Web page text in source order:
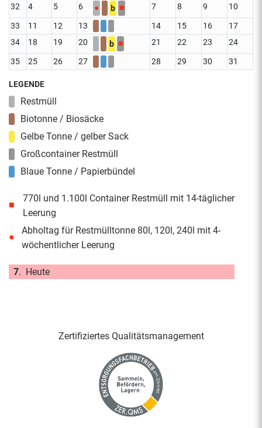
32 4 5 6 ● b ■ 7 8 9 10
33 11 12 13 14 15 16
17
34
18 19 20 b ■ 21 22 23 24
35 25 26 27 28 29 30 31
LEGENDE
Restmüll
Biotonne / Biosäcke
Gelbe Tonne / gelber Sack
Großcontainer Restmüll
Blaue Tonne / Papierbündel
■
770l und 1.100l Container Restmüll mit 14-täglicher
Leerung
●
Abholtag für Restmülltonne 80l, 120l, 240l mit 4-
wöchentlicher Leerung
7. Heute
Zertifiziertes Qualitäts­management